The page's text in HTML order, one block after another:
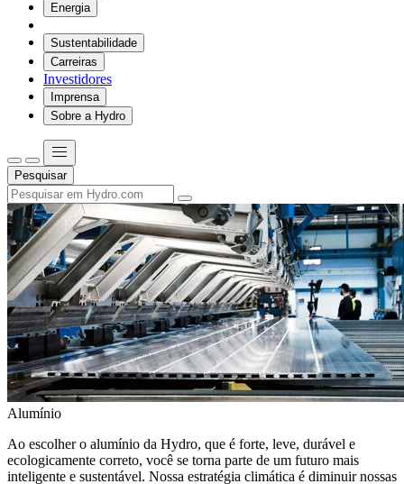
Energia
Sustentabilidade
Carreiras
Investidores
Imprensa
Sobre a Hydro
Pesquisar
Alumínio
Ao escolher o alumínio da Hydro, que é forte, leve, durável e
ecologicamente correto, você se torna parte de um futuro mais
inteligente e sustentável. Nossa estratégia climática é diminuir nossas